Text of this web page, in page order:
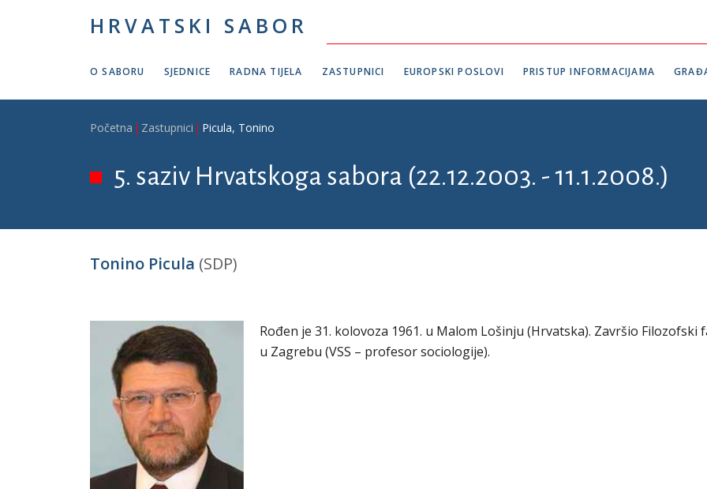
HRVATSKI SABOR
O SABORU SJEDNICE RADNA TIJELA ZASTUPNICI EUROPSKI POSLOVI PRISTUP INFORMACIJAMA
Breadcrumb
Početna Zastupnici Picula, Tonino
5. saziv Hrvatskoga sabora (22.12.2003. - 11.1.2008.)
Tonino Picula (SDP)
Rođen je 31. kolovoza 1961. u Malom Lošinju (Hrvatska). Završio Filozofski
u Zagrebu (VSS – profesor sociologije).